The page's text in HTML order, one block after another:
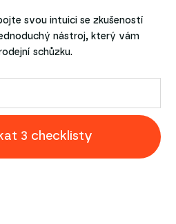
svou intuici se zkušeností
nástroj, který vám
schůzku.
Chci získat 3 checklisty